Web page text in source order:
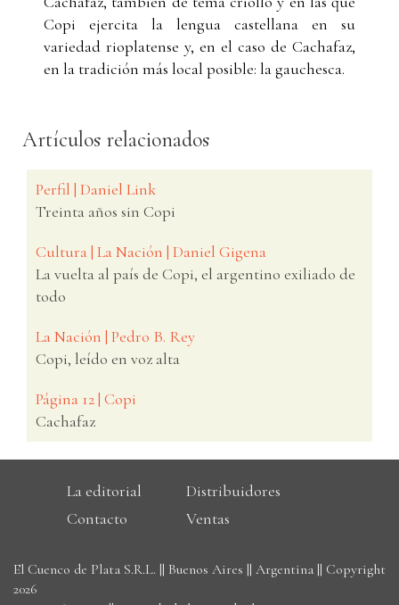
Copi ejercita la lengua castellana en su
variedad rioplatense y, en el caso de Cachafaz,
en la tradición más local posible: la gauchesca.
Artículos relacionados
Perfil | Daniel Link
Treinta años sin Copi
Cultura | La Nación | Daniel Gigena
La vuelta al país de Copi, el argentino exiliado de
todo
La Nación | Pedro B. Rey
Copi, leído en voz alta
Página 12 | Copi
Cachafaz
La editorial
Distribuidores
Contacto
Ventas
El Cuenco de Plata S.R.L. || Buenos Aires || Argentina || Copyright
2026